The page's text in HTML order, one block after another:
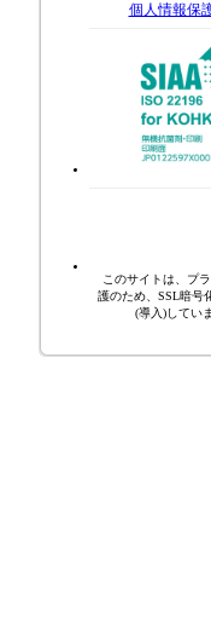
個人情報保
このサイトは、プ
護のため、SSL暗号
(導入)してい